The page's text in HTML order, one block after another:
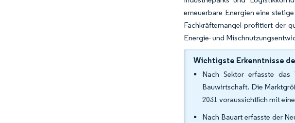
erneuerbare Energien eine
Fachkräftemangel profitiert der
Energie- und
Wichtigste Erkenntnisse
Nach Sektor erfasste
Bauwirtschaft. Die
2031 voraussichtlich mit
Nach Bauart erfasste der